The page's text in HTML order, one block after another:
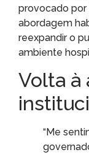
provocado por
abordagem
reexpandir o
ambiente
Volta à
“Me